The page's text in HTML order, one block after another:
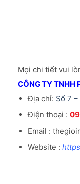
Mọi chi tiết vui
CÔNG TY TNHH
Địa chỉ: Số 7
Điện thoại :
Email :
Website :